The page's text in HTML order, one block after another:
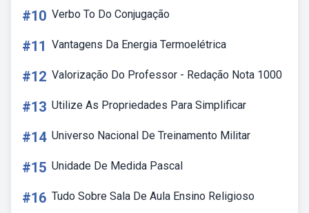
#10 Verbo To Do Conjugação
#11 Vantagens Da Energia Termoelétrica
#12 Valorização Do Professor - Redação Nota 1000
#13 Utilize As Propriedades Para Simplificar
#14 Universo Nacional De Treinamento Militar
#15 Unidade De Medida Pascal
#16 Tudo Sobre Sala De Aula Ensino Religioso